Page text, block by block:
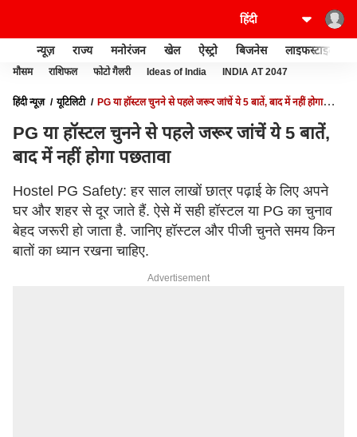
न्यूज़ राज्य मनोरंजन खेल ऐस्ट्रो बिजनेस लाइफस्टाइल
मौसम राशिफल फोटो गैलरी Ideas of India INDIA AT 2047
हिंदी न्यूज़ यूटिलिटी
PG या हॉस्टल चुनने से पहले जरूर जांचें ये 5 बातें, बाद में नहीं होगा
PG या हॉस्टल चुनने से पहले जरूर जांचें ये 5 बातें,
बाद में नहीं होगा पछतावा
Hostel PG Safety: हर साल लाखों छात्र पढ़ाई के लिए अपने
घर और शहर से दूर जाते हैं. ऐसे में सही हॉस्टल या PG का चुनाव
बेहद जरूरी हो जाता है. जानिए हॉस्टल और पीजी चुनते समय किन
बातों का ध्यान रखना चाहिए.
Advertisement